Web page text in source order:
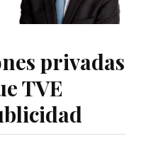
privadas
TVE